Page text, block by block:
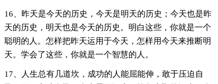
16、昨天是今天的历史，今天是明天的历史；今天也是昨
天的历史，明天也是今天的历史。明白这些，你就是一个
聪明的人。怎样把昨天运用于今天，怎样用今天来推断明
天。学会了这些，你就是一个智慧的人。
17、人生总有几道坎，成功的人能屈能伸，敢于压迫自